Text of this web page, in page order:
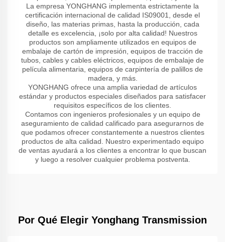
La empresa YONGHANG implementa estrictamente la
certificación internacional de calidad IS09001, desde el
diseño, las materias primas, hasta la producción, cada
detalle es excelencia, ¡solo por alta calidad! Nuestros
productos son ampliamente utilizados en equipos de
embalaje de cartón de impresión, equipos de tracción de
tubos, cables y cables eléctricos, equipos de embalaje de
película alimentaria, equipos de carpintería de palillos de
madera, y más.
YONGHANG ofrece una amplia variedad de artículos
estándar y productos especiales diseñados para satisfacer
requisitos específicos de los clientes.
Contamos con ingenieros profesionales y un equipo de
aseguramiento de calidad calificado para asegurarnos de
que podamos ofrecer constantemente a nuestros clientes
productos de alta calidad. Nuestro experimentado equipo
de ventas ayudará a los clientes a encontrar lo que buscan
y luego a resolver cualquier problema postventa.
Por Qué Elegir Yonghang Transmission